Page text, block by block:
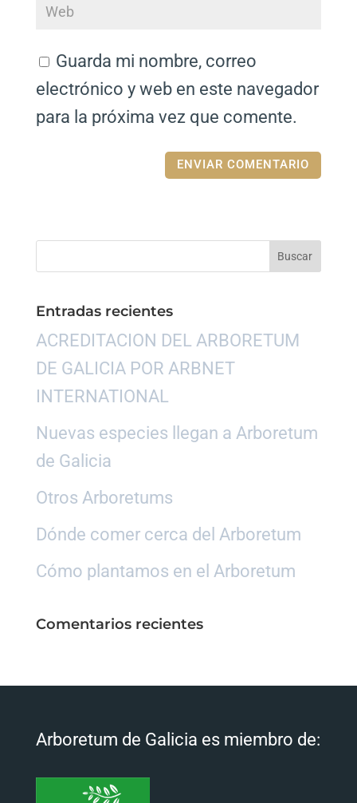
Guarda mi nombre, correo
electrónico y web en este navegador
para la próxima vez que comente.
Entradas recientes
ACREDITACION DEL ARBORETUM
DE GALICIA POR ARBNET
INTERNATIONAL
Nuevas especies llegan a Arboretum
de Galicia
Otros Arboretums
Dónde comer cerca del Arboretum
Cómo plantamos en el Arboretum
Comentarios recientes
Arboretum de Galicia es miembro de: